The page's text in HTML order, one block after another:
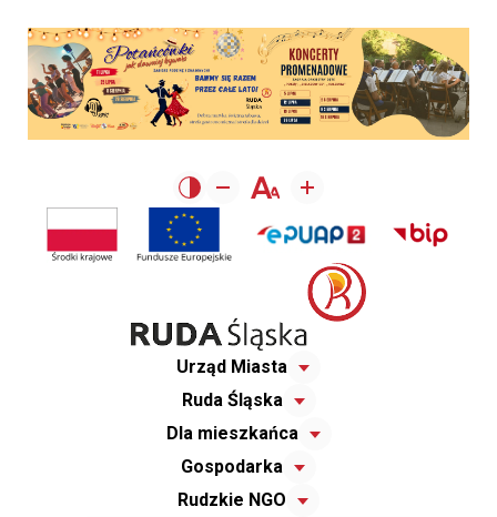
Urząd Miasta
Ruda Śląska
Dla mieszkańca
Gospodarka
Rudzkie NGO